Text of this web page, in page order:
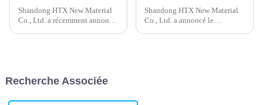
Shandong HTX New Material
Co., Ltd. a récemment annoncé
chromatique.
Shandong HTX New Material
Co., Ltd. a annoncé le
Recherche Associée